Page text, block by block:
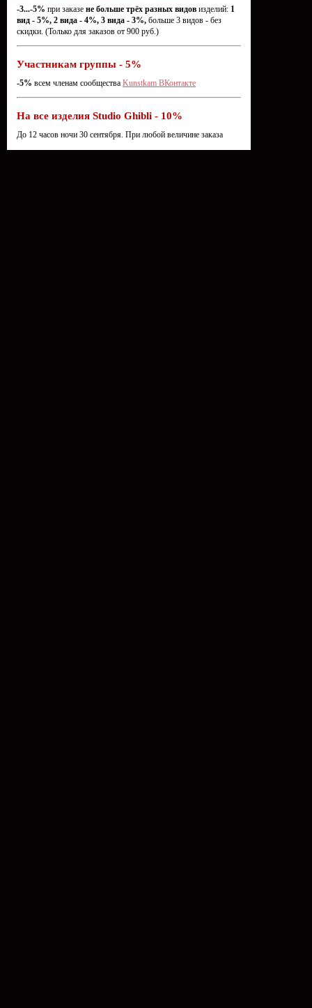
-3...-5% при заказе не больше трёх разных видов изделий: 1
вид - 5%, 2 вида - 4%, 3 вида - 3%, больше 3 видов - без
скидки. (Только для заказов от 900 руб.)
Участникам группы - 5%
-5% всем членам сообщества Kunstkam ВКонтакте
На все изделия Studio Ghibli - 10%
До 12 часов ночи 30 сентября. При любой величине заказа